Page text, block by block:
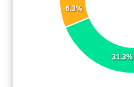
31.3%
6.3%